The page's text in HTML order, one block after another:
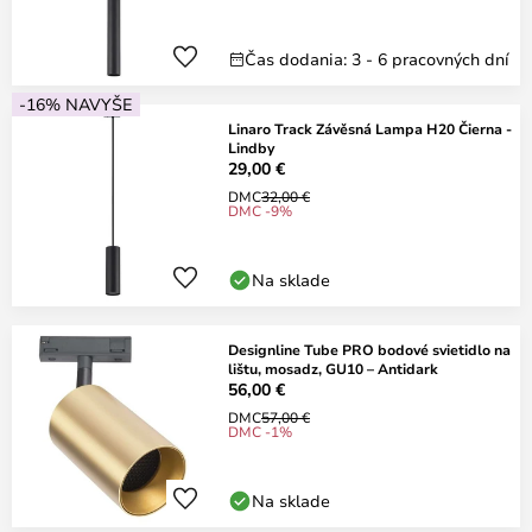
Čas dodania: 3 - 6 pracovných dní
-16% NAVYŠE
Linaro Track Závěsná Lampa H20 Čierna -
Lindby
29,00 €
DMC32,00 €
DMC -9%
Na sklade
Designline Tube PRO bodové svietidlo na
lištu, mosadz, GU10 – Antidark
56,00 €
DMC57,00 €
DMC -1%
Na sklade